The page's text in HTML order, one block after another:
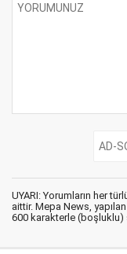
UYARI: Yorumların her
aittir. Mepa News,
600 karakterle (boşluklu)